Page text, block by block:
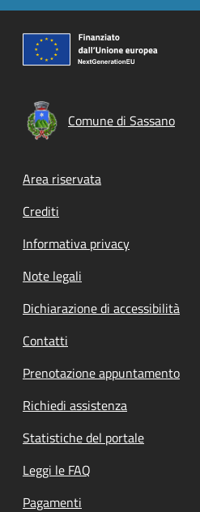
Comune di Sassano
Footer menu
Area riservata
Crediti
Informativa privacy
Note legali
Dichiarazione di accessibilità
Contatti
Prenotazione appuntamento
Richiedi assistenza
Statistiche del portale
Leggi le FAQ
Pagamenti